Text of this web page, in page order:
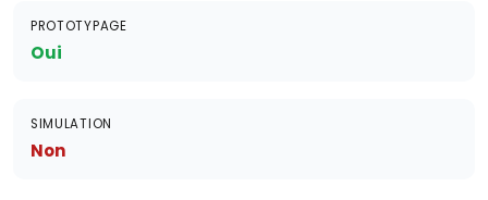
PROTOTYPAGE
Oui
SIMULATION
Non